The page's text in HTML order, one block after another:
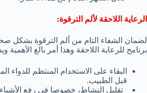
الرعاية اللاحقة لألم الترقوة:
لضمان الشفاء التام من ألم الترقوة بشكل
برنامج للرعاية اللاحقة وهذا أمر بالغ الأهمية
البقاء على الاستخدام المنتظم للدواء
قبل الطبيب.
تقليل النشاط، خصوصا في رفع الأشياء